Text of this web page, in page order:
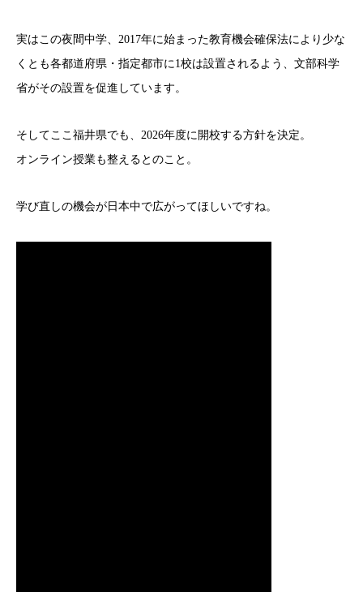
実はこの夜間中学、2017年に始まった教育機会確保法により少な
くとも各都道府県・指定都市に1校は設置されるよう、文部科学
省がその設置を促進しています。
そしてここ福井県でも、2026年度に開校する方針を決定。
オンライン授業も整えるとのこと。
学び直しの機会が日本中で広がってほしいですね。